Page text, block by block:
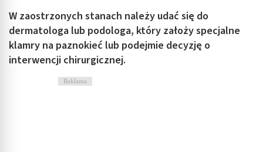
W zaostrzonych stanach należy udać się do
dermatologa lub podologa, który założy specjalne
klamry na paznokieć lub podejmie decyzję o
interwencji chirurgicznej.
Reklama
Wykorzystywanie ograniczonych danych do
wyboru treści
Funkcje specjalne IAB:
Użycie dokładnych danych geolokalizacyjnych
Identyfikowanie urządzeń na podstawie